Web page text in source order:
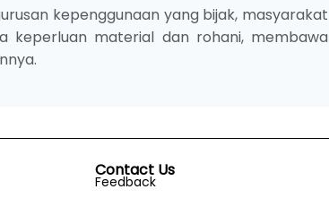
kepenggunaan yang bijak, masyarakat
keperluan material dan rohani, membawa
Contact Us
Feedback